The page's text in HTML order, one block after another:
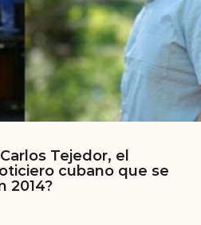
Tejedor, el
cubano que se
2014?